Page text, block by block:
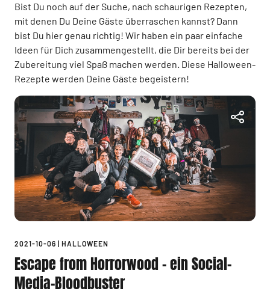
Bist Du noch auf der Suche, nach schaurigen Rezepten,
mit denen Du Deine Gäste überraschen kannst? Dann
bist Du hier genau richtig! Wir haben ein paar einfache
Ideen für Dich zusammengestellt, die Dir bereits bei der
Zubereitung viel Spaß machen werden. Diese Halloween-
Rezepte werden Deine Gäste begeistern!
2021-10-06 HALLOWEEN
Escape from Horrorwood – ein Social-
Media-Bloodbuster